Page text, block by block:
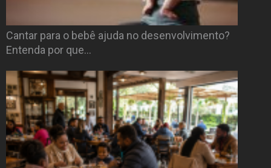
Cantar para o bebê ajuda no desenvolvimento?
Entenda por que…